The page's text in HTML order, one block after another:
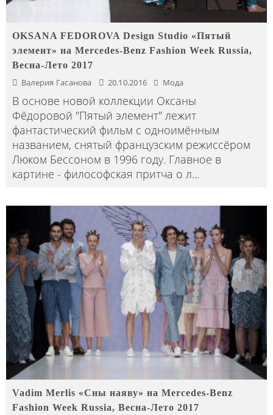
OKSANA FEDOROVA Design Studio «Пятый
элемент» на Mercedes-Benz Fashion Week Russia,
Весна-Лето 2017
Валерия Гасанова 20.10.2016 Мода
В основе новой коллекции Оксаны
Фёдоровой "Пятый элемент" лежит
фантастический фильм с одноимённым
названием, снятый французским режиссёром
Люком Бессоном в 1996 году. Главное в
картине - философская притча о л...
Vadim Merlis «Сны наяву» на Mercedes-Benz
Fashion Week Russia, Весна-Лето 2017